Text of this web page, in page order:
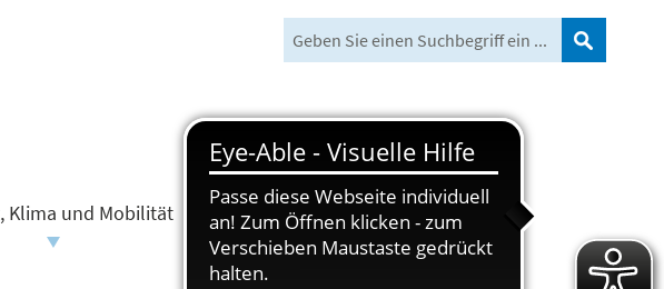
Klima und Mobilität Freizeit und Tourismus